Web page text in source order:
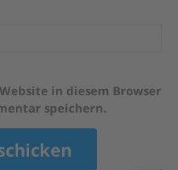
in diesem Browser
speichern.